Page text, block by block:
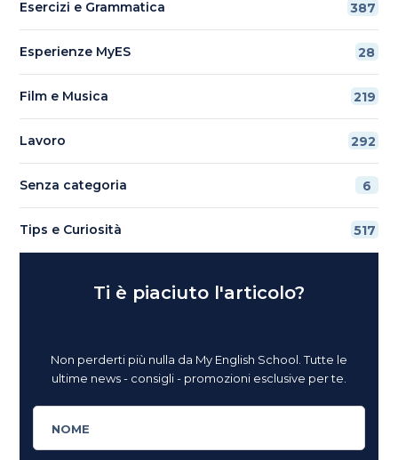
Esercizi e Grammatica 387
Esperienze MyES 28
Film e Musica 219
Lavoro 292
Senza categoria 6
Tips e Curiosità 517
Ti è piaciuto l'articolo?
Non perderti più nulla da My English School. Tutte le
ultime news - consigli - promozioni esclusive per te.